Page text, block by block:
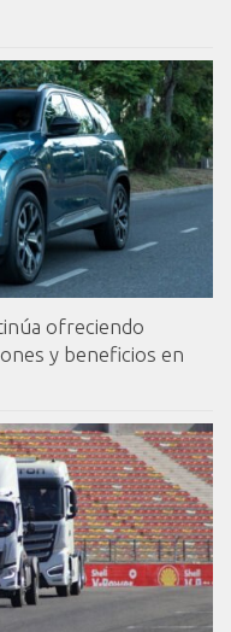
ofreciendo
y beneficios en